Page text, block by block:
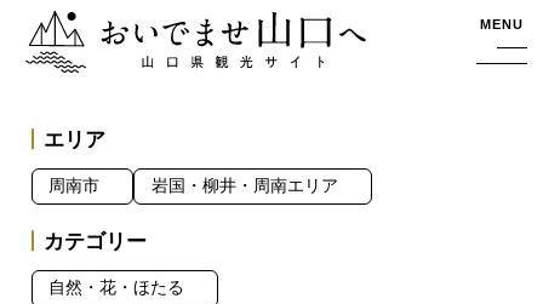
おいでませ山口へー山口県観光サイト MENU
エリア
周南市 岩国・柳井・周南エリア
カテゴリー
自然・花・ほたる